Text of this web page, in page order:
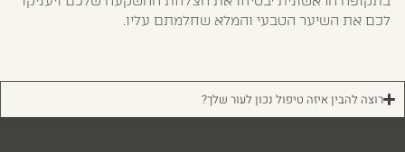
לכם את השיער הטבעי והמלא שחלמתם עליו.
רוצה להבין איזה טיפול נכון לעור שלך?